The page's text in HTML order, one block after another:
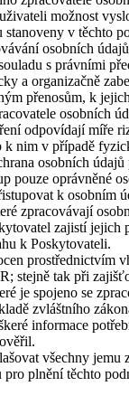
možnost
v těchto
osobních
s právními
a organizačně
přenosům, k
osobních
odpovídají míře
k nim v případě
osobních
pouze oprávněné
k osobním
zpracovávají
zajistí jejich
k Poskytovateli.
prostřednictvím
stejně tak při
je spojeno se
zvláštního
informace
všechny
plnění těchto